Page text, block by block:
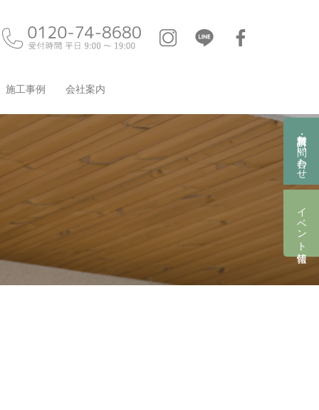
資料請求・お問い合わせ
イベント情報
施工事例 会社案内